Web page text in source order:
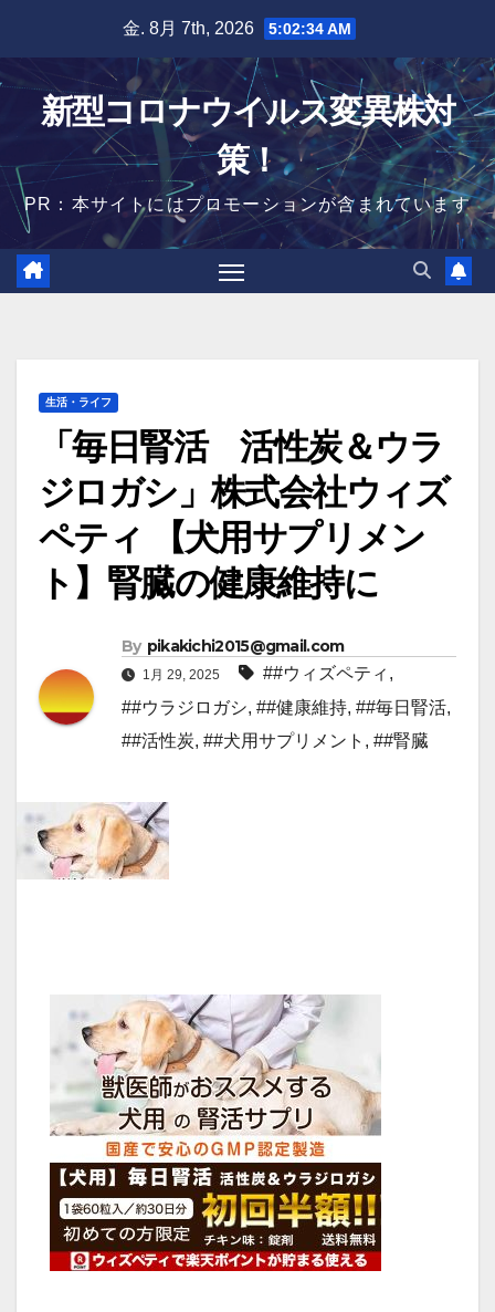
content
金. 8月 7th, 2026 5:02:35 AM
新型コロナウイルス変異株対
策！
PR：本サイトにはプロモーションが含まれています
生活・ライフ
「毎日腎活 活性炭＆ウラ
ジロガシ」株式会社ウィズ
ペティ 【犬用サプリメン
ト】腎臓の健康維持に
By pikakichi2015@gmail.com
1月 29, 2025 ##ウィズペティ ,
##ウラジロガシ, ##健康維持, ##毎日腎活,
##活性炭, ##犬用サプリメント , ##腎臓